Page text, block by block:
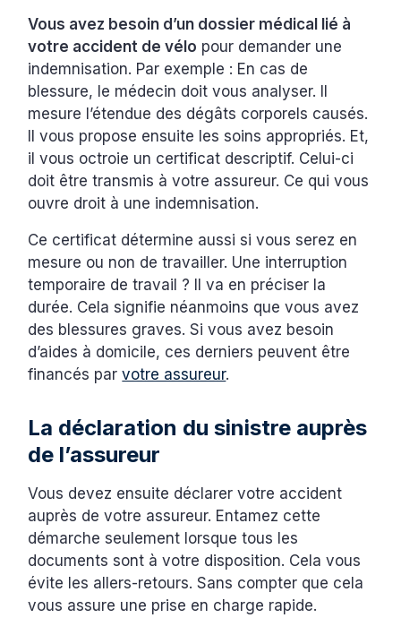
Vous avez besoin d’un dossier médical lié à
votre accident de vélo pour demander une
indemnisation. Par exemple : En cas de
blessure, le médecin doit vous analyser. Il
mesure l’étendue des dégâts corporels causés.
Il vous propose ensuite les soins appropriés. Et,
il vous octroie un certificat descriptif. Celui-ci
doit être transmis à votre assureur. Ce qui vous
ouvre droit à une indemnisation.
Ce certificat détermine aussi si vous serez en
mesure ou non de travailler. Une interruption
temporaire de travail ? Il va en préciser la
durée. Cela signifie néanmoins que vous avez
des blessures graves. Si vous avez besoin
d’aides à domicile, ces derniers peuvent être
financés parvotre assureur. ‍
La déclaration du sinistre auprès
de l’assureur
Vous devez ensuite déclarer votre accident
auprès de votre assureur. Entamez cette
démarche seulement lorsque tous les
documents sont à votre disposition. Cela vous
évite les allers-retours. Sans compter que cela
vous assure une prise en charge rapide.